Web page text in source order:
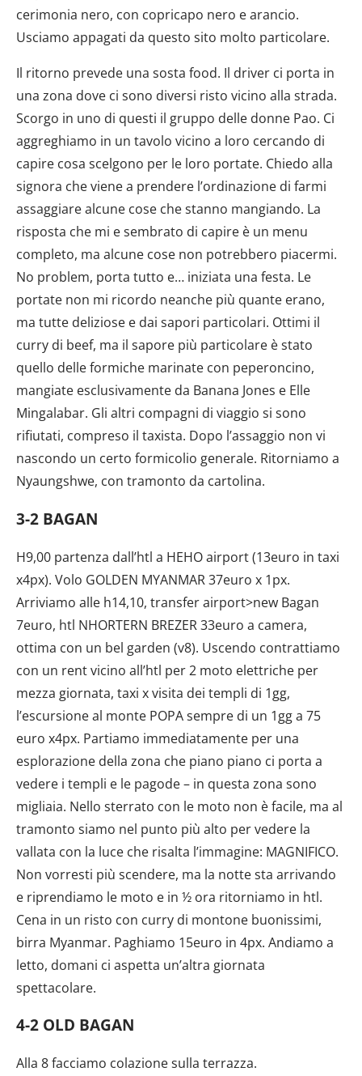
cerimonia nero, con copricapo nero e arancio.
Usciamo appagati da questo sito molto particolare.
Il ritorno prevede una sosta food. Il driver ci porta in
una zona dove ci sono diversi risto vicino alla strada.
Scorgo in uno di questi il gruppo delle donne Pao. Ci
aggreghiamo in un tavolo vicino a loro cercando di
capire cosa scelgono per le loro portate. Chiedo alla
signora che viene a prendere l’ordinazione di farmi
assaggiare alcune cose che stanno mangiando. La
risposta che mi e sembrato di capire è un menu
completo, ma alcune cose non potrebbero piacermi.
No problem, porta tutto e… iniziata una festa. Le
portate non mi ricordo neanche più quante erano,
ma tutte deliziose e dai sapori particolari. Ottimi il
curry di beef, ma il sapore più particolare è stato
quello delle formiche marinate con peperoncino,
mangiate esclusivamente da Banana Jones e Elle
Mingalabar. Gli altri compagni di viaggio si sono
rifiutati, compreso il taxista. Dopo l’assaggio non vi
nascondo un certo formicolio generale. Ritorniamo a
Nyaungshwe, con tramonto da cartolina.
3-2 BAGAN
H9,00 partenza dall’htl a HEHO airport (13euro in taxi
x4px). Volo GOLDEN MYANMAR 37euro x 1px.
Arriviamo alle h14,10, transfer airport>new Bagan
7euro, htl NHORTERN BREZER 33euro a camera,
ottima con un bel garden (v8). Uscendo contrattiamo
con un rent vicino all’htl per 2 moto elettriche per
mezza giornata, taxi x visita dei templi di 1gg,
l’escursione al monte POPA sempre di un 1gg a 75
euro x4px. Partiamo immediatamente per una
esplorazione della zona che piano piano ci porta a
vedere i templi e le pagode – in questa zona sono
migliaia. Nello sterrato con le moto non è facile, ma al
tramonto siamo nel punto più alto per vedere la
vallata con la luce che risalta l’immagine: MAGNIFICO.
Non vorresti più scendere, ma la notte sta arrivando
e riprendiamo le moto e in ½ ora ritorniamo in htl.
Cena in un risto con curry di montone buonissimi,
birra Myanmar. Paghiamo 15euro in 4px. Andiamo a
letto, domani ci aspetta un’altra giornata
spettacolare.
4-2 OLD BAGAN
Alla 8 facciamo colazione sulla terrazza.